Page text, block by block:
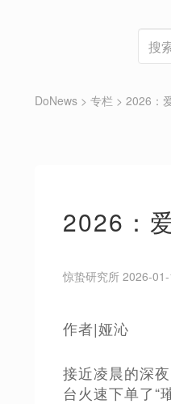
DoNews > 专栏 > 2026：
2026：
惊蛰研究所 2026-
作者|娅沁
接近凌晨的深
台火速下单了“